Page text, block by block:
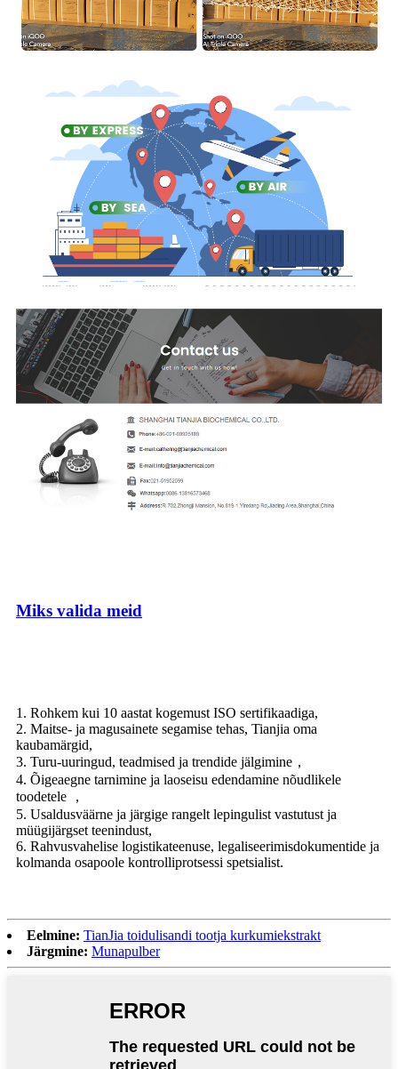
Miks valida meid
1. Rohkem kui 10 aastat kogemust ISO sertifikaadiga,
2. Maitse- ja magusainete segamise tehas, Tianjia oma
kaubamärgid,
3. Turu-uuringud, teadmised ja trendide jälgimine，
4. Õigeaegne tarnimine ja laoseisu edendamine nõudlikele
toodetele ，
5. Usaldusväärne ja järgige rangelt lepingulist vastutust ja
müügijärgset teenindust,
6. Rahvusvahelise logistikateenuse, legaliseerimisdokumentide ja
kolmanda osapoole kontrolliprotsessi spetsialist.
Eelmine: TianJia toidulisandi tootja kurkumiekstrakt
Järgmine: Munapulber